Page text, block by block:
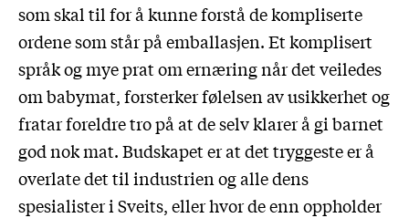
som skal til for å kunne forstå de kompliserte
ordene som står på emballasjen. Et komplisert
språk og mye prat om ernæring når det veiledes
om babymat, forsterker følelsen av usikkerhet og
fratar foreldre tro på at de selv klarer å gi barnet
god nok mat. Budskapet er at det tryggeste er å
overlate det til industrien og alle dens
spesialister i Sveits, eller hvor de enn oppholder